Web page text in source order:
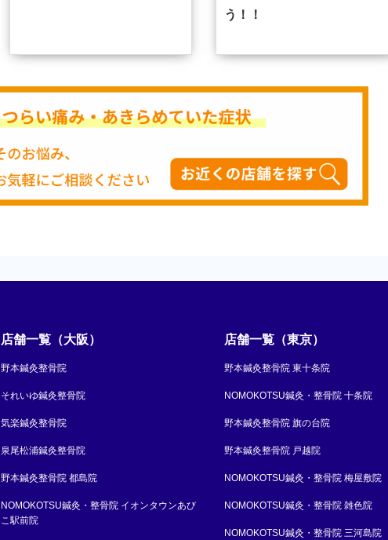
う！！
店舗一覧（大阪）
野本鍼灸整骨院
それいゆ鍼灸整骨院
気楽鍼灸整骨院
泉尾松浦鍼灸整骨院
野本鍼灸整骨院 都島院
NOMOKOTSU鍼灸・整骨院 イオンタウンあび
こ駅前院
店舗一覧（東京）
野本鍼灸整骨院 東十条院
NOMOKOTSU鍼灸・整骨院 十条院
野本鍼灸整骨院 旗の台院
野本鍼灸整骨院 戸越院
NOMOKOTSU鍼灸・整骨院 梅屋敷院
NOMOKOTSU鍼灸・整骨院 雑色院
NOMOKOTSU鍼灸・整骨院 三河島院